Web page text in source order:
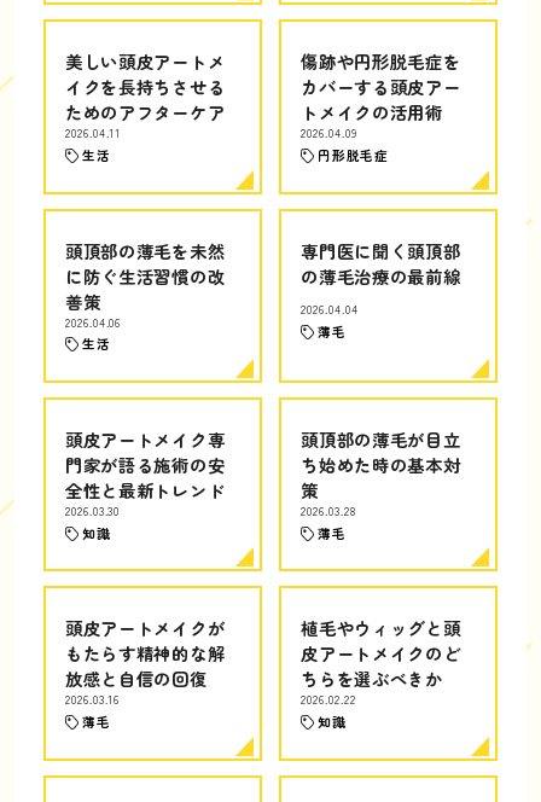
美しい頭皮アートメ
イクを長持ちさせる
ためのアフターケア
2026.04.11
生活
傷跡や円形脱毛症を
カバーする頭皮アー
トメイクの活用術
2026.04.09
円形脱毛症
頭頂部の薄毛を未然
に防ぐ生活習慣の改
善策
2026.04.06
生活
専門医に聞く頭頂部
の薄毛治療の最前線
2026.04.04
薄毛
頭皮アートメイク専
門家が語る施術の安
全性と最新トレンド
2026.03.30
知識
頭頂部の薄毛が目立
ち始めた時の基本対
策
2026.03.28
薄毛
頭皮アートメイクが
もたらす精神的な解
放感と自信の回復
2026.03.16
薄毛
植毛やウィッグと頭
皮アートメイクのど
ちらを選ぶべきか
2026.02.22
知識